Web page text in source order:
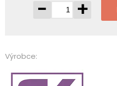
- +
Výrobce: